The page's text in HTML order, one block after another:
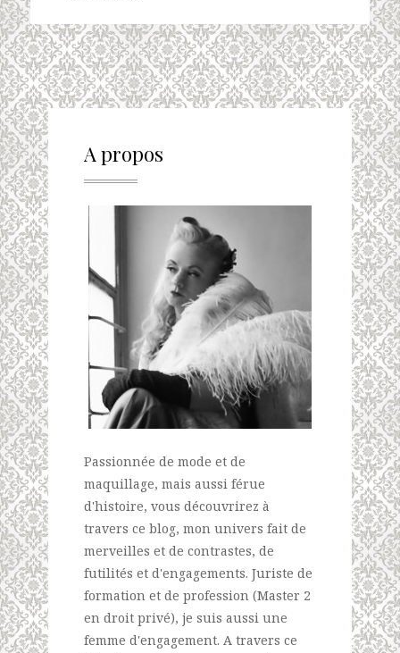
A propos
Passionnée de mode et de
maquillage, mais aussi férue
d'histoire, vous découvrirez à
travers ce blog, mon univers fait de
merveilles et de contrastes, de
futilités et d'engagements. Juriste de
formation et de profession (Master 2
en droit privé), je suis aussi une
femme d'engagement. A travers ce